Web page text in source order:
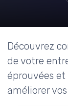
Découvrez
de votre
éprouvées
améliorer